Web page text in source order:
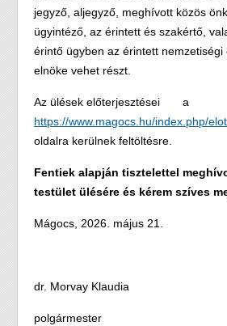
jegyző, aljegyző, meghívott közös
ügyintéző, az érintett és szakértő,
érintő ügyben az érintett nemzetiségi
elnöke vehet részt.
Az ülések előterjesztései a
https://www.magocs.hu/index.php/
oldalra kerülnek feltöltésre.
Fentiek alapján tisztelettel
testület ülésére és kérem szíves
Mágocs, 2026. május 21.
dr. Morvay Klaudia
polgármester